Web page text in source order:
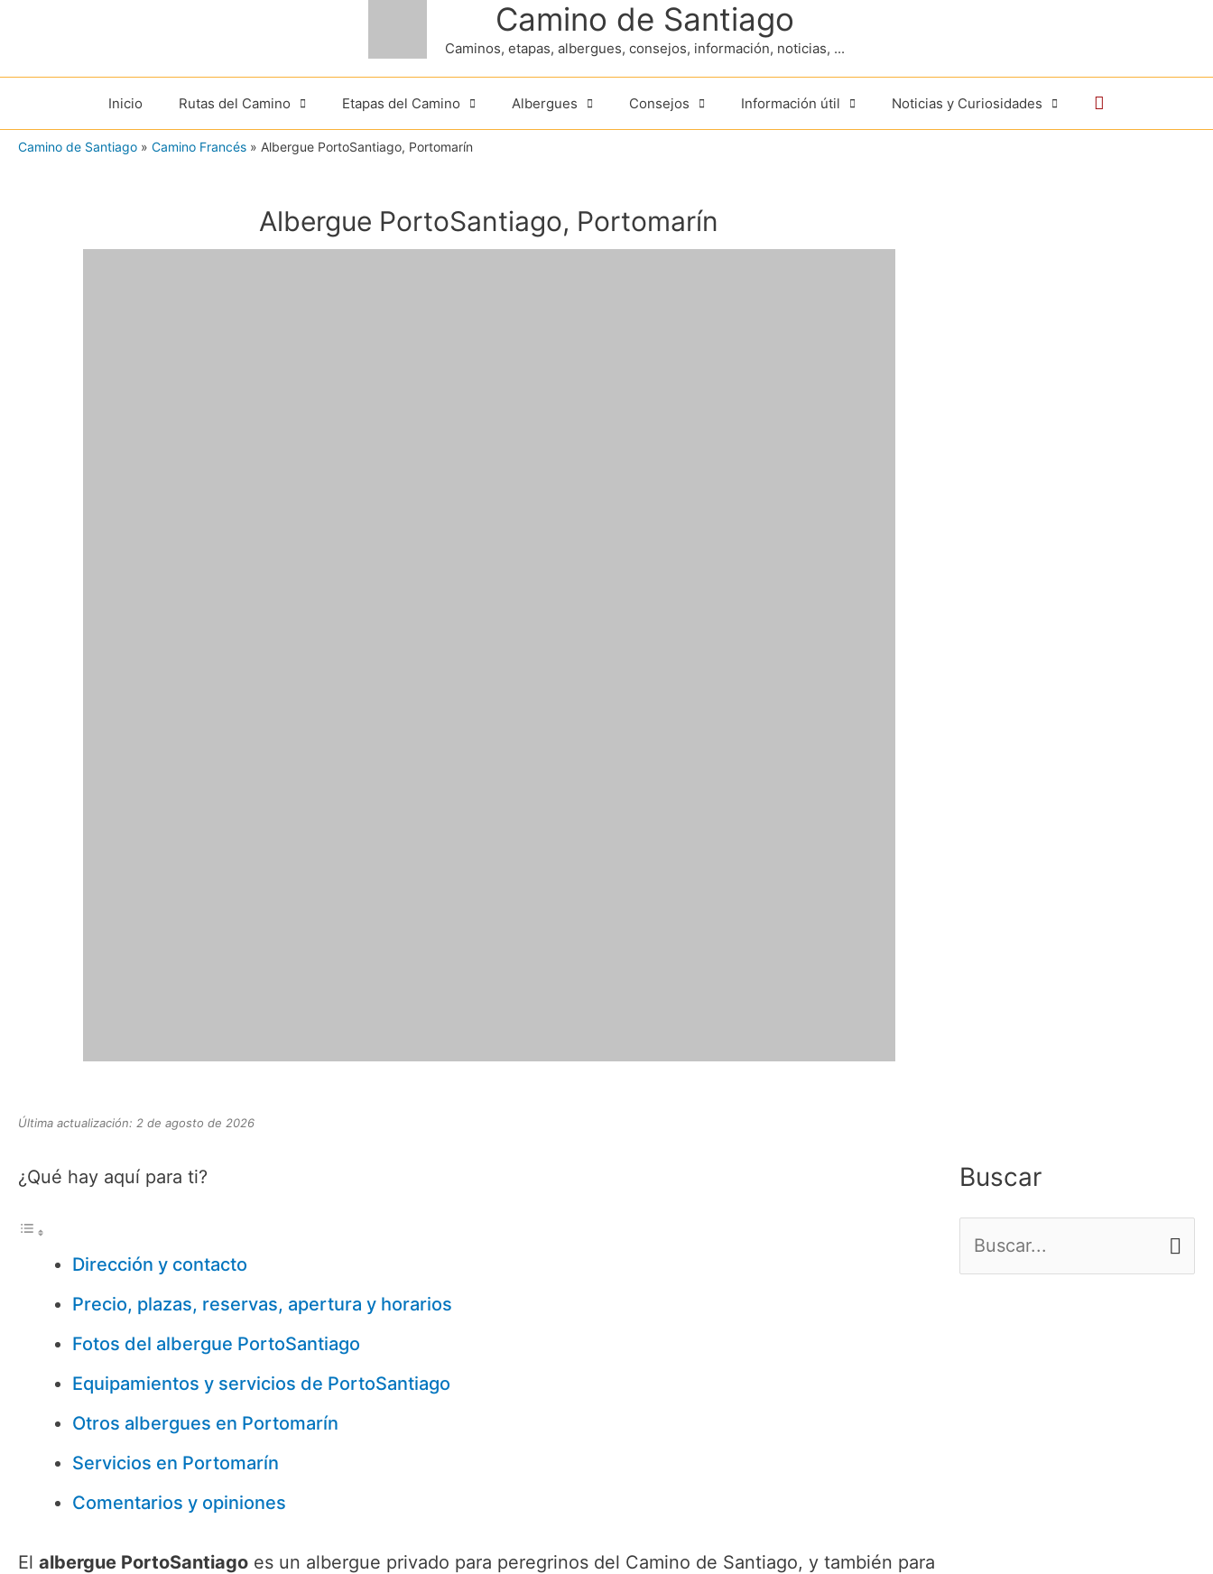
contenido
Camino de Santiago
Caminos, etapas, albergues, consejos, información, noticias, ...
Inicio Rutas del Camino Etapas del Camino Albergues Consejos Información útil Noticias y Curiosidades Buscar
Camino de Santiago » Camino Francés » Albergue PortoSantiago, Portomarín
Albergue PortoSantiago, Portomarín
Última actualización: 2 de agosto de 2026
¿Qué hay aquí para ti?
Dirección y contacto
Precio, plazas, reservas, apertura y horarios
Fotos del albergue PortoSantiago
Equipamientos y servicios de PortoSantiago
Otros albergues en Portomarín
Servicios en Portomarín
Comentarios y opiniones
El albergue PortoSantiago es un albergue privado para peregrinos del Camino de Santiago, y también para
Buscar
u